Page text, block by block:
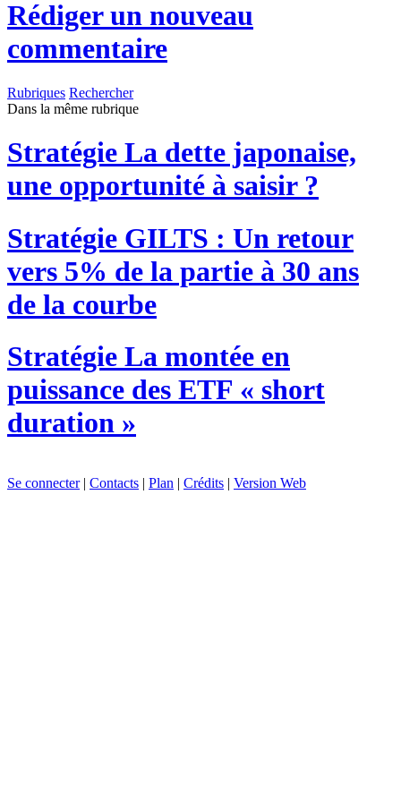
Rédiger un nouveau
commentaire
Rubriques Rechercher
Dans la même rubrique
Stratégie La dette japonaise,
une opportunité à saisir ?
Stratégie GILTS : Un retour
vers 5% de la partie à 30 ans
de la courbe
Stratégie La montée en
puissance des ETF « short
duration »
Se connecter| Contacts | Plan | Crédits | Version Web